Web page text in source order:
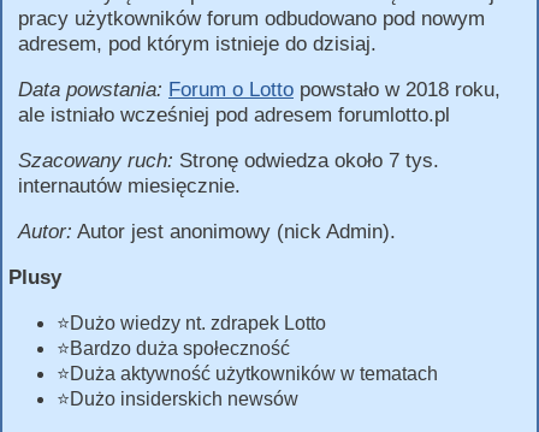
pracy użytkowników forum odbudowano pod nowym
adresem, pod którym istnieje do dzisiaj.
Data powstania: Forum o Lotto powstało w 2018 roku,
ale istniało wcześniej pod adresem forumlotto.pl
Szacowany ruch: Stronę odwiedza około 7 tys.
internautów miesięcznie.
Autor: Autor jest anonimowy (nick Admin).
Plusy
⭐Dużo wiedzy nt. zdrapek Lotto
⭐Bardzo duża społeczność
⭐Duża aktywność użytkowników w tematach
⭐Dużo insiderskich newsów